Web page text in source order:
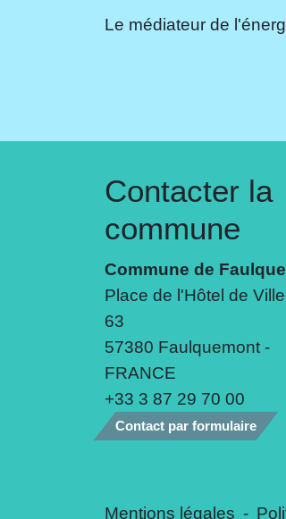
Le médiateur de
Contacter la
commune
Commune de
Place de l'Hôtel de
63
57380 Faulquemont -
FRANCE
+33 3 87 29 70 00
Contact par formulaire
Mentions légales -